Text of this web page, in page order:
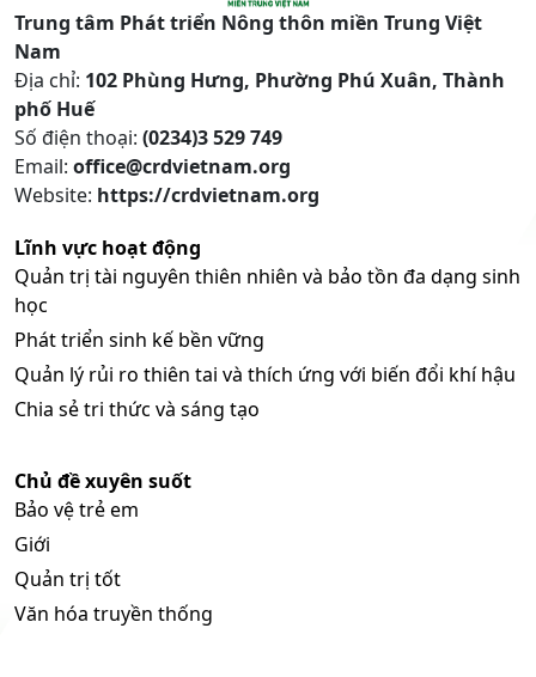
Trung tâm Phát triển Nông thôn miền Trung Việt
Nam
Địa chỉ: 102 Phùng Hưng, Phường Phú Xuân, Thành
phố Huế
Số điện thoại: (0234)3 529 749
Email: office@crdvietnam.org
Website: https://crdvietnam.org
Lĩnh vực hoạt động
Quản trị tài nguyên thiên nhiên và bảo tồn đa dạng sinh
học
Phát triển sinh kế bền vững
Quản lý rủi ro thiên tai và thích ứng với biến đổi khí hậu
Chia sẻ tri thức và sáng tạo
Chủ đề xuyên suốt
Bảo vệ trẻ em
Giới
Quản trị tốt
Văn hóa truyền thống